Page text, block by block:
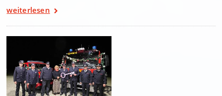
weiterlesen